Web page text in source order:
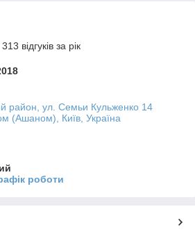
відгуків за рік
район, ул. Семьи Кульженко 14
(Ашаном), Київ, Україна
роботи